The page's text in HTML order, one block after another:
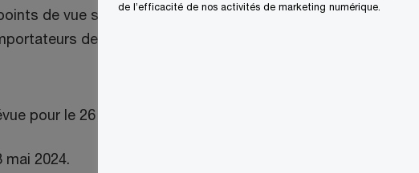
de vue soient pris en compte dans le
de donner leur rétroaction avant que
pour le 26 avril 2024;
2024.
de l’efficacité de nos activités de marketing numérique.